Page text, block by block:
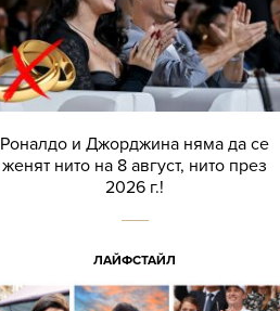
Роналдо и Джорджина няма да се
женят нито на 8 август, нито през
2026 г.!
ЛАЙФСТАЙЛ